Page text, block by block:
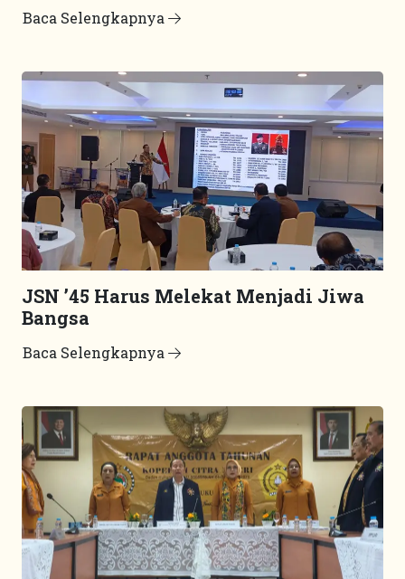
Baca Selengkapnya
JSN ’45 Harus Melekat Menjadi Jiwa
Bangsa
Baca Selengkapnya